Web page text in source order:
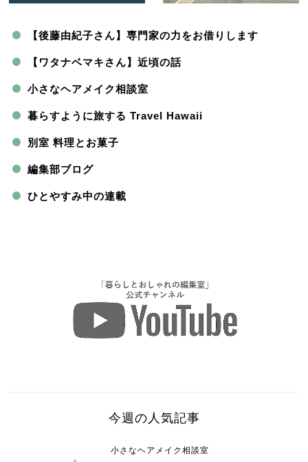
【後藤由紀子さん】専門家の力をお借りします
【ワタナベマキさん】近頃の話
小さなヘアメイク相談室
暮らすように旅する Travel Hawaii
別室 料理とお菓子
編集部ブログ
ひとやすみ中の連載
今週の人気記事
小さなヘアメイク相談室